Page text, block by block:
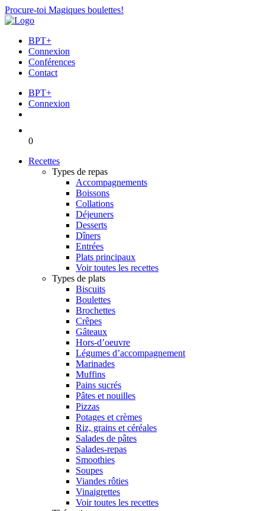
Procure-toi Magiques boulettes!
BPT+
Connexion
Conférences
Contact
BPT+
Connexion
0
Recettes
Types de repas
Accompagnements
Boissons
Collations
Déjeuners
Desserts
Dîners
Entrées
Plats principaux
Voir toutes les recettes
Types de plats
Biscuits
Boulettes
Brochettes
Crêpes
Gâteaux
Hors-d’oeuvre
Légumes d’accompagnement
Marinades
Muffins
Pains sucrés
Pâtes et nouilles
Pizzas
Potages et crèmes
Riz, grains et céréales
Salades de pâtes
Salades-repas
Smoothies
Soupes
Viandes rôties
Vinaigrettes
Voir toutes les recettes